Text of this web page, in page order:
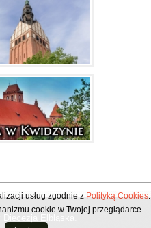
usług zgodnie zPolityką Cookies.
cookie w Twojej przeglądarce.